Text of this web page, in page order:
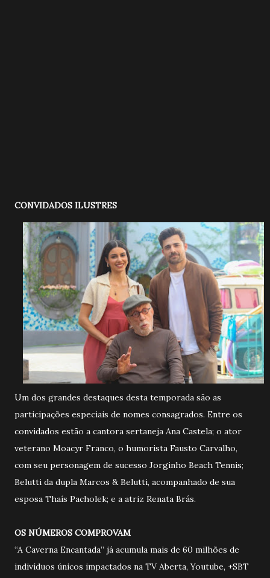
CONVIDADOS ILUSTRES
Um dos grandes destaques desta temporada são as
participações especiais de nomes consagrados. Entre os
convidados estão a cantora sertaneja Ana Castela; o ator
veterano Moacyr Franco, o humorista Fausto Carvalho,
com seu personagem de sucesso Jorginho Beach Tennis;
Belutti da dupla Marcos & Belutti, acompanhado de sua
esposa Thaís Pacholek; e a atriz Renata Brás.
OS NÚMEROS COMPROVAM
“A Caverna Encantada” já acumula mais de 60 milhões de
indivíduos únicos impactados na TV Aberta, Youtube, +SBT